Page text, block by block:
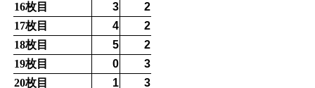
16枚目
3
2
17枚目
4
2
18枚目
5
2
19枚目
0
3
20枚目
1
3